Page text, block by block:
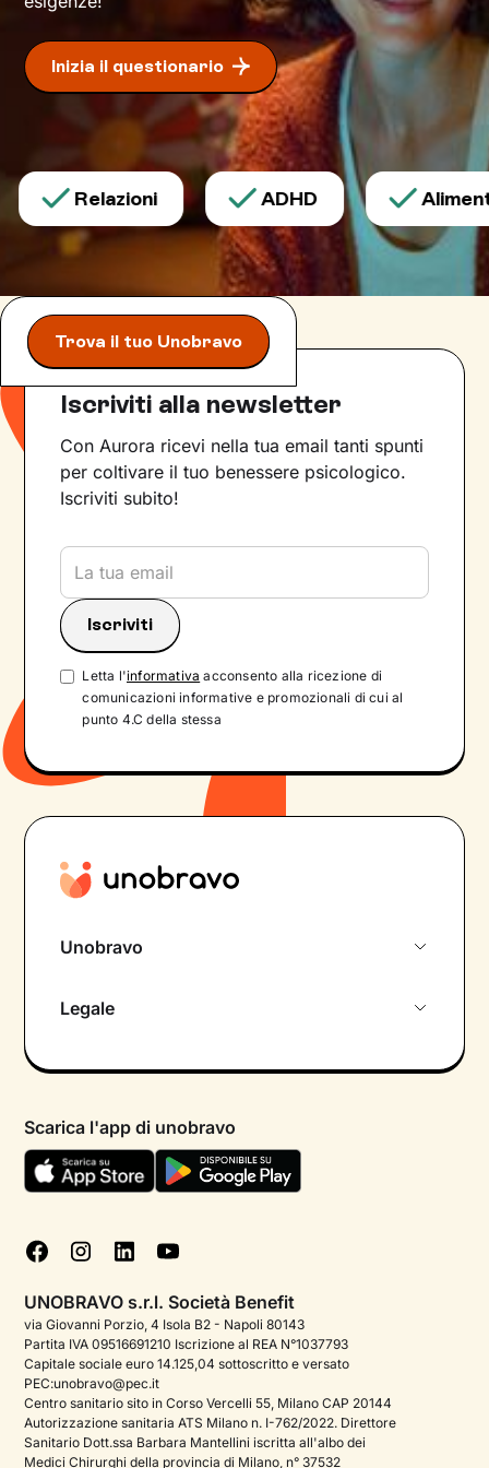
Inizia il questionario
Relazioni ADHD
Trova il tuo Unobravo
Iscriviti alla newsletter
Con Aurora ricevi nella tua email tanti spunti
per coltivare il tuo benessere psicologico.
Iscriviti subito!
Letta l'informativa acconsento alla ricezione di
comunicazioni informative e promozionali di cui al
punto 4.C della stessa
Unobravo
Psicologo in chat
Aiuto urgente
FAQ
Podcast di psicologia
Corporate
Psicologo italiano all'estero
Sala stampa
Legale
Termini e condizioni
Informativa Privacy
Cookie policy
Gestisci cookie
Scarica l'app di unobravo
UNOBRAVO s.r.l. Società Benefit
via Giovanni Porzio, 4 Isola B2 - Napoli 80143
Partita IVA 09516691210 Iscrizione al REA N°1037793
Capitale sociale euro 14.125,04 sottoscritto e versato
PEC:unobravo@pec.it
Centro sanitario sito in Corso Vercelli 55, Milano CAP 20144
Autorizzazione sanitaria ATS Milano n. I-762/2022. Direttore
Sanitario Dott.ssa Barbara Mantellini iscritta all'albo dei
Medici Chirurghi della provincia di Milano, n° 37532